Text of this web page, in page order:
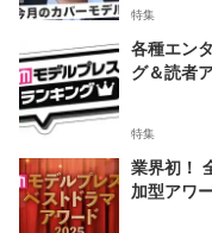
特集
各種エン
グ＆読者
特集
業界初！
加型アワ